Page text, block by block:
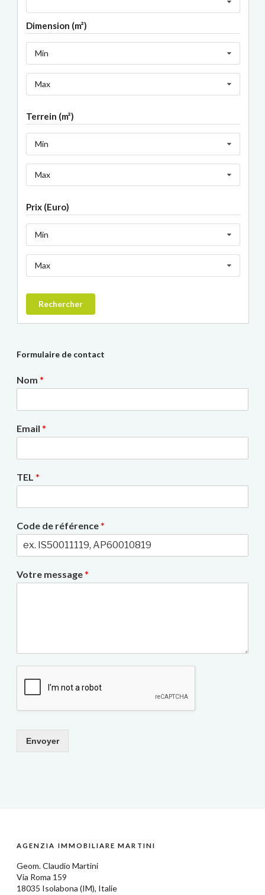
Dimension (m²)
Min
Max
Terrein (m²)
Min
Max
Prix (Euro)
Min
Max
Rechercher
Formulaire de contact
Nom *
Email *
TEL *
Code de référence*
Votre message*
Envoyer
AGENZIA IMMOBILIARE MARTINI
Geom.Claudio Martini
Via Roma 159
18035 Isolabona (IM), Italie